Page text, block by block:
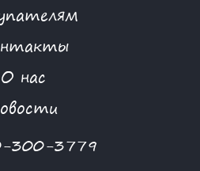
О нас
300-3779